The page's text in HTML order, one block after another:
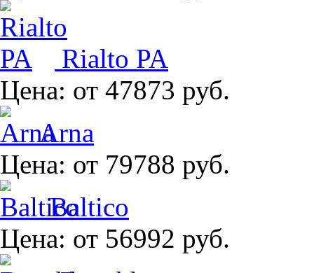
Rialto PA
Цена: от 47873 руб.
Arna
Цена: от 79788 руб.
Baltico
Цена: от 56992 руб.